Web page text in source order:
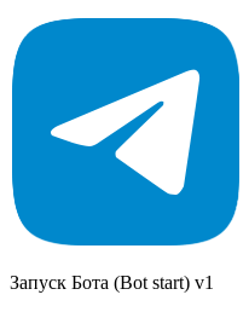
Запуск Бота (Bot start) v1